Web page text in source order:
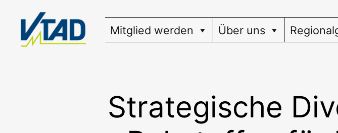
springen
Mitglied werden Über uns
Strategische